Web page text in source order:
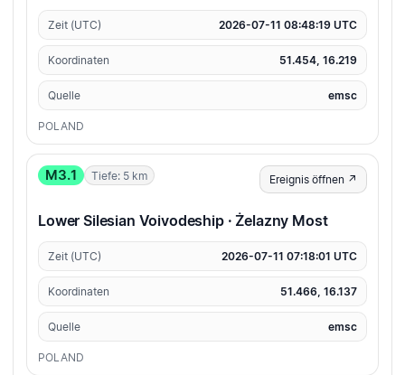
Zeit (UTC) 2026-07-11 08:48:19 UTC
Koordinaten 51.454, 16.219
Quelle emsc
POLAND
M3.1 Tiefe: 5 km Ereignis öffnen ↗
Lower Silesian Voivodeship · Żelazny Most
Zeit (UTC) 2026-07-11 07:18:01 UTC
Koordinaten 51.466, 16.137
Quelle emsc
POLAND